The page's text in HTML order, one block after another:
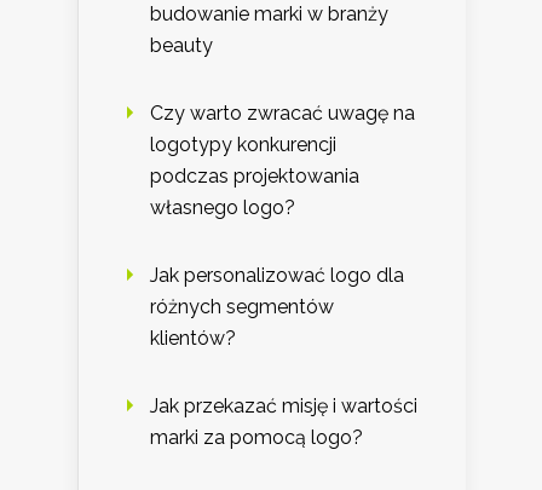
budowanie marki w branży
beauty
Czy warto zwracać uwagę na
logotypy konkurencji
podczas projektowania
własnego logo?
Jak personalizować logo dla
różnych segmentów
klientów?
Jak przekazać misję i wartości
marki za pomocą logo?